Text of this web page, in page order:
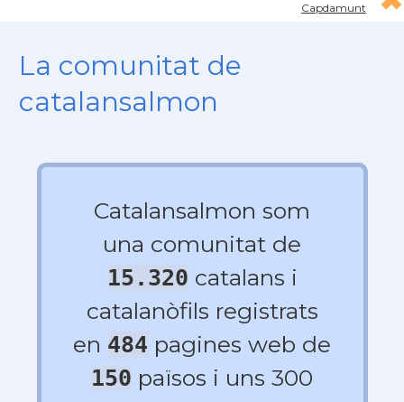
Capdamunt
La comunitat de
catalansalmon
Catalansalmon som
una comunitat de
15.320 catalans i
catalanòfils registrats
en 484 pagines web de
150 països i uns 300